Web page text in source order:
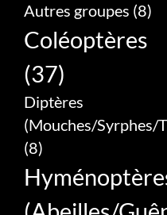
Autres groupes (8)
Coléoptères
(37)
Diptères
(Mouches/Syrphes/
(8)